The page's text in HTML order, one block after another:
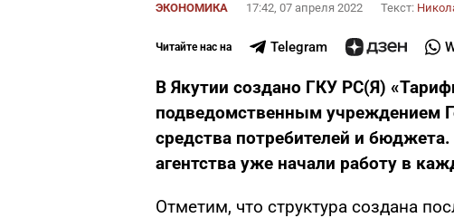
ЭКОНОМИКА 17:42, 07 апреля 2022 Текст:
Читайте нас на Telegram
В Якутии создано ГКУ РС(Я)
подведомственным учреждением
средства потребителей и
агентства уже начали работу в
Отметим, что структура создана